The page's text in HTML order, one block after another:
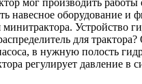
навесное оборудование и
минитрактора. Устройство
для
в нужную полость
регулирует давление